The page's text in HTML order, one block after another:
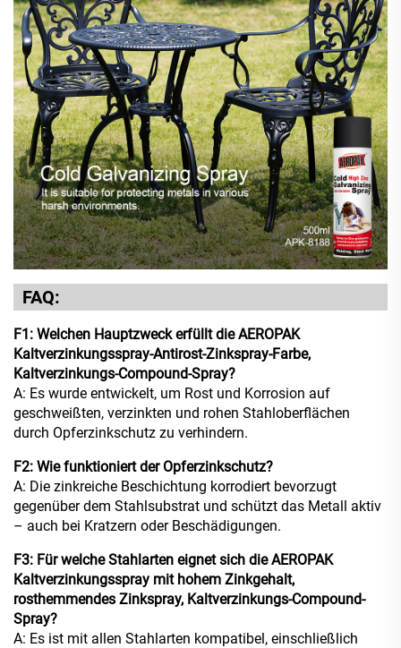
FAQ:
F1: Welchen Hauptzweck erfüllt die AEROPAK
Kaltverzinkungsspray-Antirost-Zinkspray-Farbe,
Kaltverzinkungs-Compound-Spray?
A: Es wurde entwickelt, um Rost und Korrosion auf
geschweißten, verzinkten und rohen Stahloberflächen
durch Opferzinkschutz zu verhindern.
F2: Wie funktioniert der Opferzinkschutz?
A: Die zinkreiche Beschichtung korrodiert bevorzugt
gegenüber dem Stahlsubstrat und schützt das Metall aktiv
– auch bei Kratzern oder Beschädigungen.
F3: Für welche Stahlarten eignet sich die AEROPAK
Kaltverzinkungsspray mit hohem Zinkgehalt,
rosthemmendes Zinkspray, Kaltverzinkungs-Compound-
Spray?
A: Es ist mit allen Stahlarten kompatibel, einschließlich